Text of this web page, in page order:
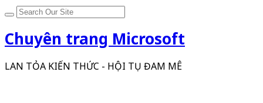
Chuyên trang Microsoft
LAN TỎA KIẾN THỨC - HỘI TỤ ĐAM MÊ